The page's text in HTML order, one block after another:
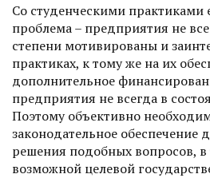
Со студенческими практиками
проблема – предприятия не
степени мотивированы и
практиках, к тому же на их
дополнительное
предприятия не всегда в
Поэтому объективно
законодательное обеспечение
решения подобных вопросов, в
возможной целевой